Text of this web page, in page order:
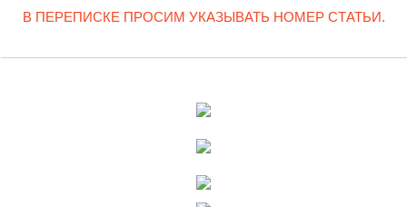
В ПЕРЕПИСКЕ ПРОСИМ УКАЗЫВАТЬ НОМЕР СТАТЬИ.